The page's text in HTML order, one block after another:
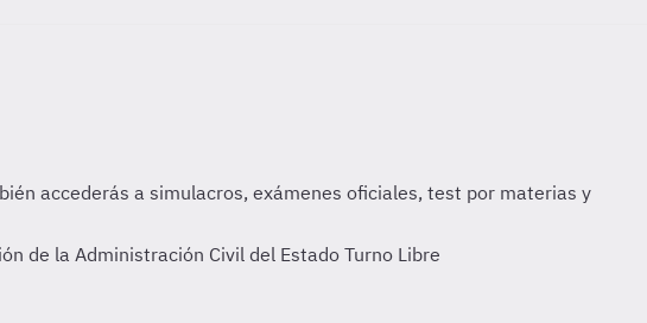
de la Administración Civil del Estado Turno Libre